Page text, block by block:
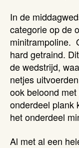
In de
categorie op de
minitrampoline.
hard getraind.
de wedstrijd,
netjes
ook beloond
onderdeel plank
het onderdeel
Al met al een